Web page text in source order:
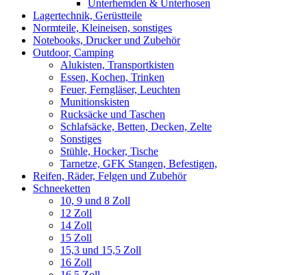
Unterhemden & Unterhosen
Lagertechnik, Gerüstteile
Normteile, Kleineisen, sonstiges
Notebooks, Drucker und Zubehör
Outdoor, Camping
Alukisten, Transportkisten
Essen, Kochen, Trinken
Feuer, Ferngläser, Leuchten
Munitionskisten
Rucksäcke und Taschen
Schlafsäcke, Betten, Decken, Zelte
Sonstiges
Stühle, Hocker, Tische
Tarnetze, GFK Stangen, Befestigen,
Reifen, Räder, Felgen und Zubehör
Schneeketten
10, 9 und 8 Zoll
12 Zoll
14 Zoll
15 Zoll
15,3 und 15,5 Zoll
16 Zoll